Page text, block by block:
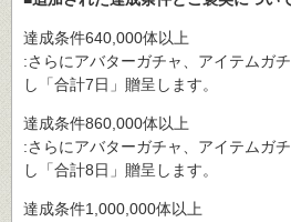
達成条件640,000体以上
:さらにアバターガチャ、アイテムガ
し「合計7日」贈呈します。
達成条件860,000体以上
:さらにアバターガチャ、アイテムガ
し「合計8日」贈呈します。
達成条件1,000,000体以上